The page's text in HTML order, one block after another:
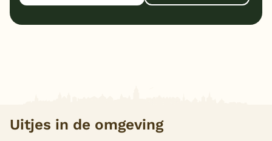
Uitjes in de omgeving